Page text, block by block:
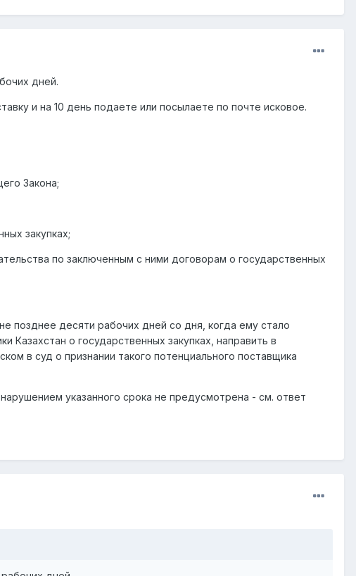
дней.
и на 10 день подаете или посылаете по почте исковое.
Закона;
закупках;
по заключенным с ними договорам о государственных
не позднее десяти рабочих дней со дня, когда ему стало
Казахстан о государственных закупках, направить в
в суд о признании такого потенциального поставщика
указанного срока не предусмотрена - см. ответ